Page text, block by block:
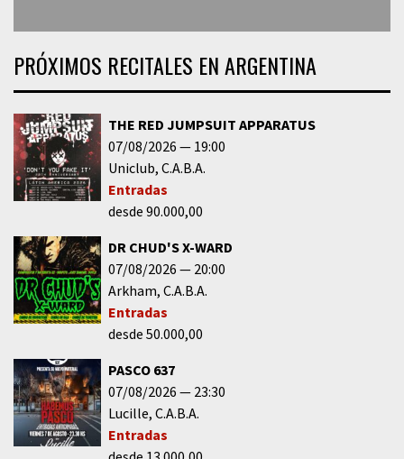
PRÓXIMOS RECITALES EN ARGENTINA
THE RED JUMPSUIT APPARATUS
07/08/2026
19:00
Uniclub C.A.B.A.
Entradas
desde 90.000,00
DR CHUD'S X-WARD
07/08/2026
20:00
Arkham C.A.B.A.
Entradas
desde 50.000,00
PASCO 637
07/08/2026
23:30
Lucille C.A.B.A.
Entradas